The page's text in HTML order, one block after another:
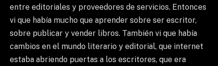
entre editoriales y proveedores de servicios. Entonces
vi que había mucho que aprender sobre ser escritor,
sobre publicar y vender libros. También vi que había
cambios en el mundo literario y editorial, que internet
estaba abriendo puertas a los escritores, que era